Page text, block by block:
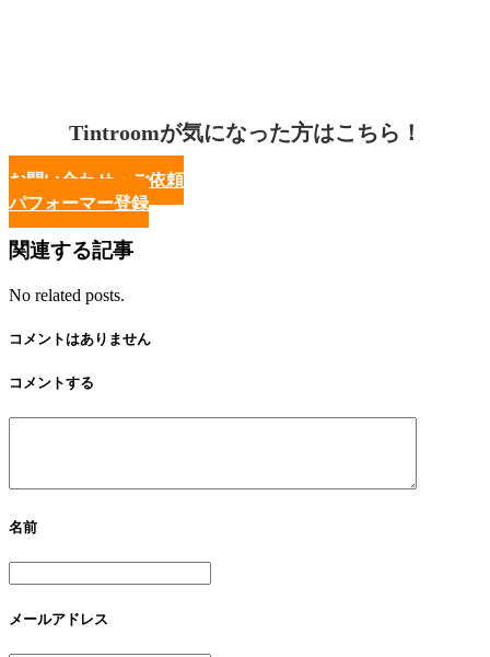
Tintroomが気になった方はこちら！
お問い合わせ・ご依頼
パフォーマー登録
関連する記事
No related posts.
コメントはありません
コメントする
名前
メールアドレス